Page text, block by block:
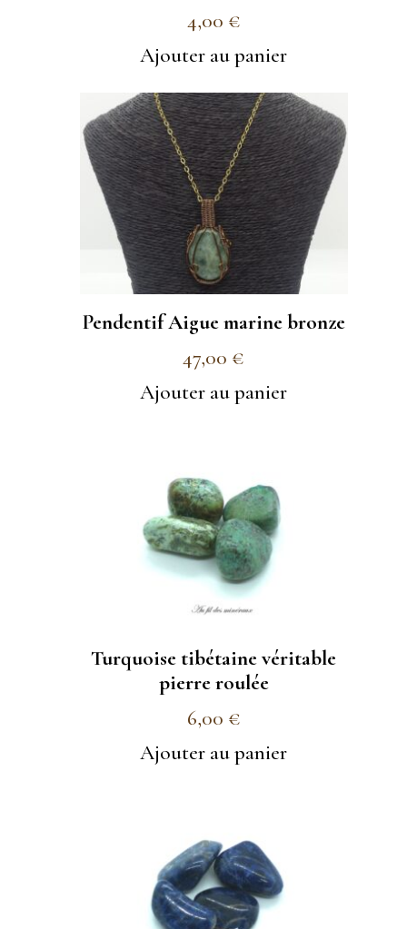
4,00 €
Ajouter au panier
Pendentif Aigue marine bronze
47,00 €
Ajouter au panier
Turquoise tibétaine véritable
pierre roulée
6,00 €
Ajouter au panier